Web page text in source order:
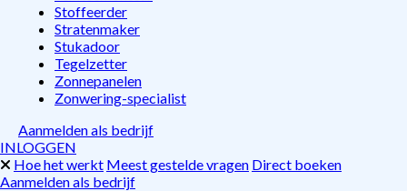
Stoffeerder
Stratenmaker
Stukadoor
Tegelzetter
Zonnepanelen
Zonwering-specialist
Aanmelden als bedrijf
INLOGGEN
Hoe het werkt Meest gestelde vragen Direct boeken
Aanmelden als bedrijf